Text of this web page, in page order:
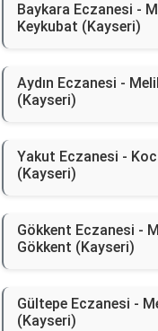
Baykara Eczanesi -
Keykubat (Kayseri)
Aydın Eczanesi -
(Kayseri)
Yakut Eczanesi -
(Kayseri)
Gökkent Eczanesi -
Gökkent (Kayseri)
Gültepe Eczanesi -
(Kayseri)